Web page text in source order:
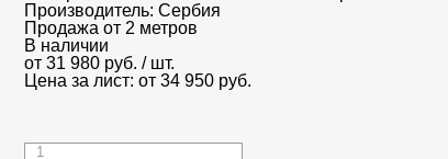
Производитель: Сербия
Продажа от 2 метров
В наличии
от 31 980 руб. / шт.
Цена за лист: от 34 950 руб.